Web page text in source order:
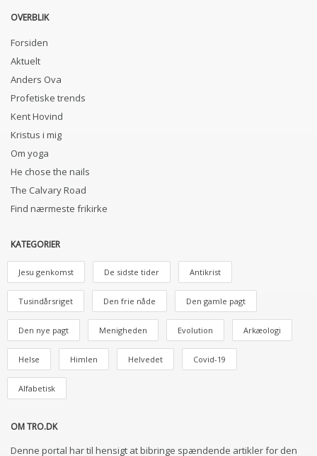
OVERBLIK
Forsiden
Aktuelt
Anders Ova
Profetiske trends
Kent Hovind
Kristus i mig
Om yoga
He chose the nails
The Calvary Road
Find nærmeste frikirke
KATEGORIER
Jesu genkomst De sidste tider Antikrist
Tusindårsriget Den frie nåde Den gamle pagt
Den nye pagt Menigheden Evolution Arkæologi
Helse Himlen Helvedet Covid-19
Alfabetisk
OM TRO.DK
Denne portal har til hensigt at bibringe spændende artikler for den